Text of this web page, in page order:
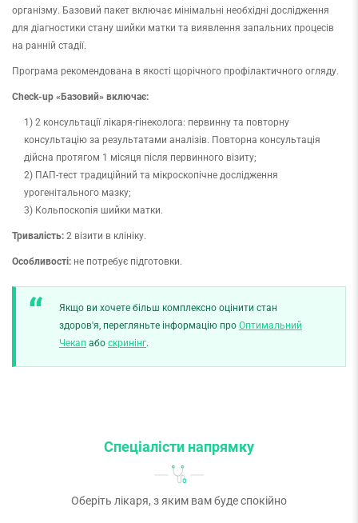
організму. Базовий пакет включає мінімальні необхідні дослідження
для діагностики стану шийки матки та виявлення запальних процесів
на ранній стадії.
Програма рекомендована в якості щорічного профілактичного огляду.
Сheck-up «Базовий» включає:
2 консультації лікаря-гінеколога: первинну та повторну
консультацію за результатами аналізів. Повторна консультація
дійсна протягом 1 місяця після первинного візиту;
ПАП-тест традиційний та мікроскопічне дослідження
урогенітального мазку;
Кольпоскопія шийки матки.
Тривалість: 2 візити в клініку.
Особливості: не потребує підготовки.
Якщо ви хочете більш комплексно оцінити стан
здоров'я, перегляньте інформацію про Оптимальний
Чекап або скринінг.
Спеціалісти напрямку
Оберіть лікаря, з яким вам буде спокійно